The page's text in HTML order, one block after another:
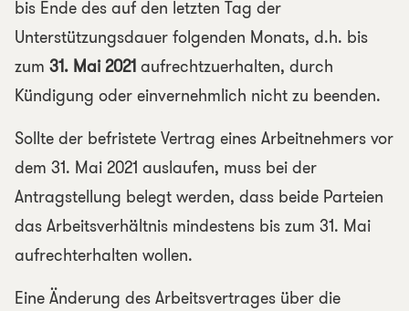
bis Ende des auf den letzten Tag der
Unterstützungsdauer folgenden Monats, d.h. bis
zum 31. Mai 2021aufrechtzuerhalten, durch
Kündigung oder einvernehmlich nicht zu beenden.
Sollte der befristete Vertrag eines Arbeitnehmers vor
dem 31. Mai 2021 auslaufen, muss bei der
Antragstellung belegt werden, dass beide Parteien
das Arbeitsverhältnis mindestens bis zum 31. Mai
aufrechterhalten wollen.
Eine Änderung des Arbeitsvertrages über die